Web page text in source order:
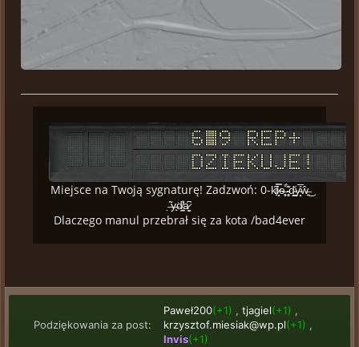
Miejsce na Twoją sygnaturę! Zadzwoń: 0-k̸̟͆i̷̗̿ͅe̶͙̥̊ ̴̖̻͊̀d̴͇̪̆y̴̝̩̅̎ŵ̶͍͜
̶̣͂y̶̟͘d̸̛͙̪͑a̷̩̳͆
Dlaczego manul przebrał się za kota /bad4ever
Podziękowania za post:
Paweł200(+1) , tjagiel(+1) ,
krzysztof.miesiak@wp.pl(+1) ,
Invis(+1)